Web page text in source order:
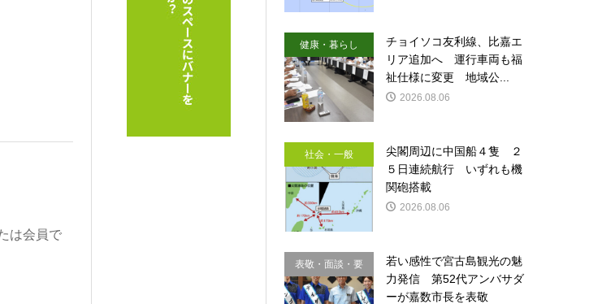
は会員で
健康・暮らし
チョイソコ友利線、比嘉エ
リア追加へ 運行車両も福
祉仕様に変更 地域公...
2026.08.06
社会・一般
尖閣周辺に中国船４隻 ２
５日連続航行 いずれも機
関砲搭載
2026.08.06
表敬・面談・要
請
若い感性で宮古島観光の魅
力発信 第52代アンバサダ
ーが嘉数市長を表敬